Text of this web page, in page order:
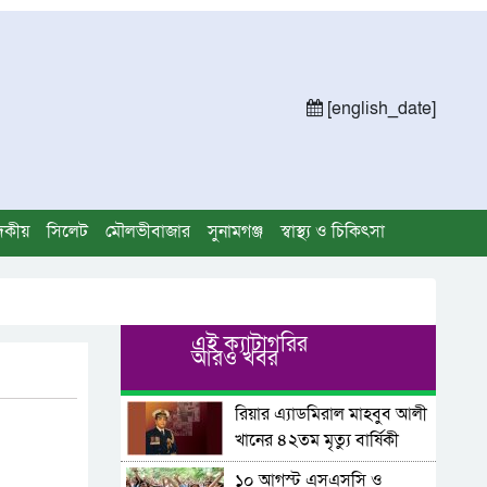
[english_date]
সিলেট মৌলভীবাজার সুনামগঞ্জ স্বাস্থ্য ও চিকিৎসা
এই ক্যাটাগরির
আরও খবর
রিয়ার এ্যাডমিরাল মাহবুব আলী
খানের ৪২তম মৃত্যু বার্ষিকী
আজ
১০ আগস্ট এসএসসি ও